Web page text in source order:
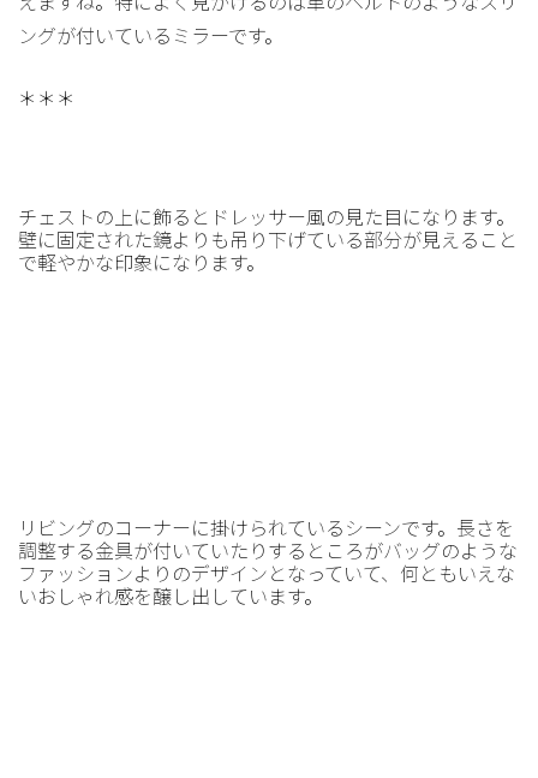
ングが付いているミラーです。
＊＊＊
チェストの上に飾るとドレッサー風の見た目になります。
壁に固定された鏡よりも吊り下げている部分が見えること
で軽やかな印象になります。
リビングのコーナーに掛けられているシーンです。長さを
調整する金具が付いていたりするところがバッグのような
ファッションよりのデザインとなっていて、何ともいえな
いおしゃれ感を醸し出しています。